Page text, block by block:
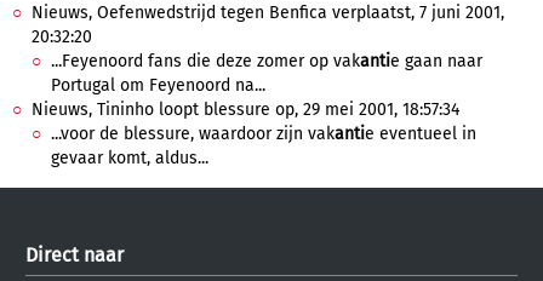
Nieuws, Oefenwedstrijd tegen Benfica verplaatst, 7 juni 2001,
20:32:20
...Feyenoord fans die deze zomer op vakantie gaan naar
Portugal om Feyenoord na...
Nieuws, Tininho loopt blessure op, 29 mei 2001, 18:57:34
...voor de blessure, waardoor zijn vakantie eventueel in
gevaar komt, aldus...
Direct naar